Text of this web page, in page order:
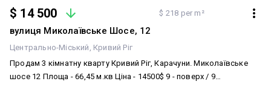
$ 14 500 $ 218 per m²
вулиця Миколаївське Шосе, 12
Центрально-Міський Кривий Ріг
Продам 3 кімнатну кварту Кривий Ріг, Карачуни. Миколаївське
шосе 12 Площа - 66,45 м.кв Ціна - 14500$ 9 - поверх / 9